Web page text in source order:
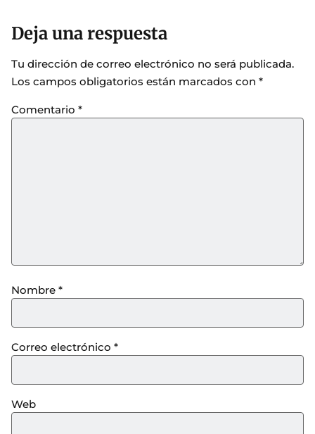
Deja una respuesta
Tu dirección de correo electrónico no será publicada.
Los campos obligatorios están marcados con *
Comentario *
Nombre *
Correo electrónico *
Web